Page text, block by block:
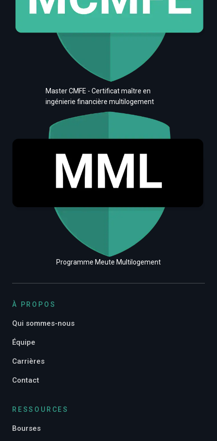
Master CMFE - Certificat maître en
ingénierie financière multilogement
Programme Meute Multilogement
À PROPOS
Qui sommes-nous
Équipe
Carrières
Contact
RESSOURCES
Bourses